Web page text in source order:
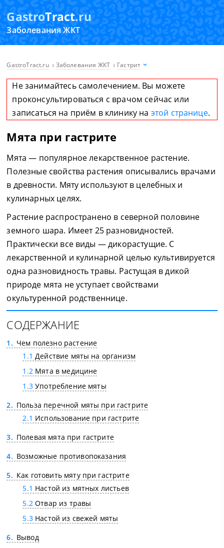
GastroTract.ru
Заболевания ЖКТ
GastroTract.ru Заболевания ЖКТ Гастрит
Не занимайтесь самолечением. Вы можете
проконсультироваться с врачом сейчас или
записаться на приём в клинику на этой странице.
Мята при гастрите
Мята — популярное лекарственное растение.
Полезные свойства растения описывались врачами
в древности. Мяту используют в целебных и
кулинарных целях.
Растение распространено в северной половине
земного шара. Имеет 25 разновидностей.
Практически все виды — дикорастущие. С
лекарственной и кулинарной целью культивируется
одна разновидность травы. Растущая в дикой
природе мята не уступает свойствами
окультуренной родственнице.
СОДЕРЖАНИЕ
1
Чем полезно растение
1.1 Действие мяты на организм
1.2Мята в медицине
1.3Употребление мяты
2
Польза перечной мяты при гастрите
2.1 Использование при гастрите
3
Полевая мята при гастрите
4
Возможные противопоказания
5
Как готовить мяту при гастрите
5.1 Настой из мятных листьев
5.2Отвар из травы
5.3Настой из свежей мяты
6
Вывод